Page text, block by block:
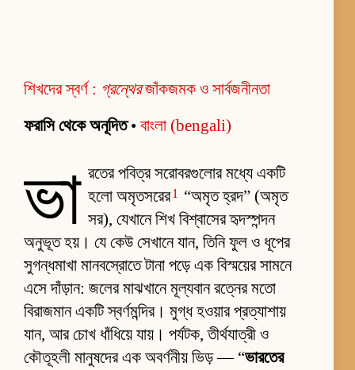
শিখদের স্বর্ণ : গ্রন্থেরজাঁকজমক ও সার্বজনীনতা
ফরাসি থেকে অনূদিত• বাংলা (bengali)
ভা রতের পবিত্র সরোবরগুলোর মধ্যে একটি
হলো অমৃতসরের1
“অমৃত হ্রদ” (অমৃত
সর), যেখানে শিখ বিশ্বাসের হৃদস্পন্দন
অনুভূত হয়। যে কেউ সেখানে যান, তিনি ফুল ও ধূপের
সুগন্ধমাখা মানবস্রোতে টানা পড়ে এক বিস্ময়ের সামনে
এসে দাঁড়ান: জলের মাঝখানে মূল্যবান রত্নের মতো
বিরাজমান একটি স্বর্ণমন্দির। মুগ্ধ হওয়ার প্রত্যাশায়
যান, আর চোখ ধাঁধিয়ে যায়। পর্যটক, তীর্থযাত্রী ও
কৌতূহলী মানুষদের এক অবর্ণনীয় ভিড় — “ভারতের